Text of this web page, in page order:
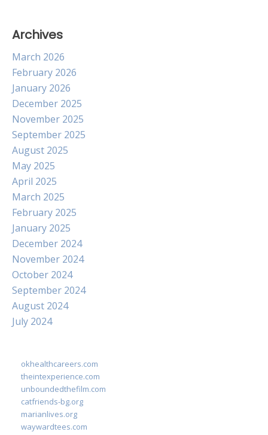
Archives
March 2026
February 2026
January 2026
December 2025
November 2025
September 2025
August 2025
May 2025
April 2025
March 2025
February 2025
January 2025
December 2024
November 2024
October 2024
September 2024
August 2024
July 2024
okhealthcareers.com
theintexperience.com
unboundedthefilm.com
catfriends-bg.org
marianlives.org
waywardtees.com